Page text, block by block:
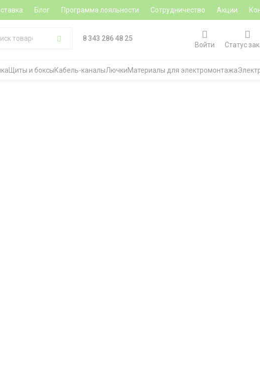
Блог Программа лояльности Сотрудничество Акции
8 343 286 48 25
Войти
Статус
Щиты и боксыКабель-каналыЛючкиМатериалы для электромонтажа